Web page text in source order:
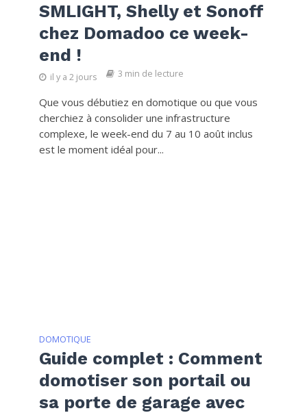
SMLIGHT, Shelly et Sonoff
chez Domadoo ce week-
end !
il y a 2 jours 3 min de lecture
Que vous débutiez en domotique ou que vous
cherchiez à consolider une infrastructure
complexe, le week-end du 7 au 10 août inclus
est le moment idéal pour...
DOMOTIQUE
Guide complet : Comment
domotiser son portail ou
sa porte de garage avec